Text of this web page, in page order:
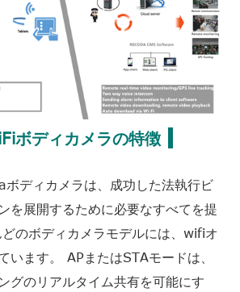
ボディカメラの特徴
ボディカメラは、成功した法執行ビ
を展開するために必要なすべてを提
のボディカメラモデルには、wifiオ
います。 APまたはSTAモードは、
グのリアルタイム共有を可能にす